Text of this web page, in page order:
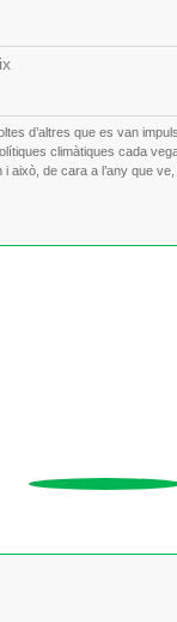
d’altres que es van
climàtiques cada
això, de cara a l’any que